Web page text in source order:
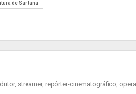
de Santana
streamer, repórter-cinematográfico,